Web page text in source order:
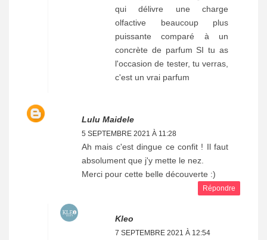
qui délivre une charge
olfactive beaucoup plus
puissante comparé à un
concrète de parfum SI tu as
l'occasion de tester, tu verras,
c'est un vrai parfum
Lulu Maidele
5 SEPTEMBRE 2021 À 11:28
Ah mais c'est dingue ce confit ! Il faut
absolument que j'y mette le nez.
Merci pour cette belle découverte :)
Répondre
Kleo
7 SEPTEMBRE 2021 À 12:54